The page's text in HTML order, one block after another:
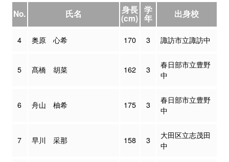
No. 氏名 身長
(cm)
学
年 出身校
4 奥原 心希 170 3 諏訪市立諏訪中
5 髙橋 胡菜 162 3
春日部市立豊野
中
6 舟山 柚希 175 3
春日部市立豊野
中
7 早川 采那 158 3
大田区立志茂田
中